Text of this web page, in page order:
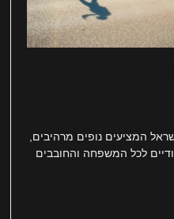
המציעים נופים מרהיבים,
לכל המשפחה והחובבים